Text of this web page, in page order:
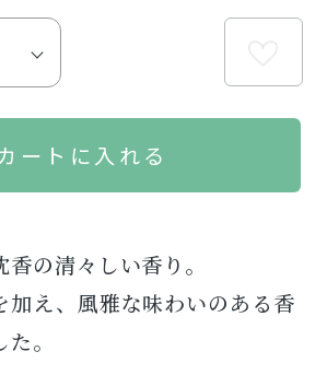
の清々しい香り。
加え、風雅な味わいのある香
。